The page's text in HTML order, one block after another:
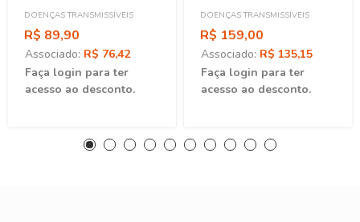
DOENÇAS TRANSMISSÍVEIS
R$ 89,90
Associado: R$ 76,42
Faça login para ter
acesso ao desconto.
DOENÇAS TRANSMISSÍVEIS
R$ 159,00
Associado: R$ 135,15
Faça login para ter
acesso ao desconto.